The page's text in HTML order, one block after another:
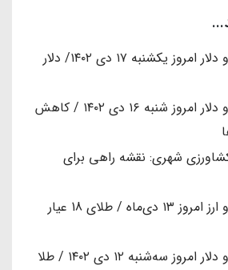
قیمت طلا، سکه و دلار امروز یکشنبه ۱۷ دی ۱۴۰۲/ دلار
قیمت طلا، سکه و دلار امروز شنبه ۱۶ دی ۱۴۰۲ / کاهش
شهری: نقشه راهی برای
قیمت طلا، سکه و ارز امروز ۱۳ دی‌ماه / طلای 18 عیار
قیمت طلا، سکه و دلار امروز سه‌شنبه ۱۲ دی ۱۴۰۲ / طلا